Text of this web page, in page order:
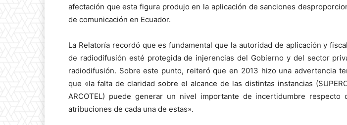
afectación que esta figura produjo en la aplicación de sanciones
de comunicación en Ecuador.
La Relatoría recordó que es fundamental que la autoridad de aplicación y
de radiodifusión esté protegida de injerencias del Gobierno y del sector
radiodifusión. Sobre este punto, reiteró que en 2013 hizo una advertencia
que «la falta de claridad sobre el alcance de las distintas instancias
ARCOTEL) puede generar un nivel importante de incertidumbre respecto
atribuciones de cada una de estas».